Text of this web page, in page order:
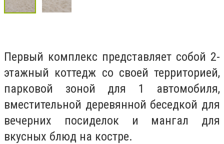
Первый комплекс представляет собой 2-
этажный коттедж со своей территорией,
парковой зоной для 1 автомобиля,
вместительной деревянной беседкой для
вечерних посиделок и мангал для
вкусных блюд на костре.